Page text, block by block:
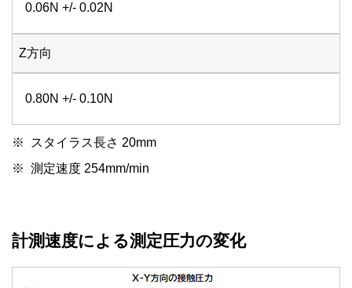
0.06N +/- 0.02N
Z方向
0.80N +/- 0.10N
スタイラス長さ 20mm
測定速度 254mm/min
計測速度による測定圧力の変化